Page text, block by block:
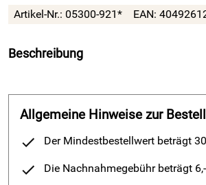
Artikel-Nr.: 05300-921* EAN:
Beschreibung
Ihre letzte Chance !!!
Berkemann Berkoflex-Stretch-Halbschuh
125 Jahre Erfahrung und neueste
Orthopädie stecken in den Berkemann
Allgemeine Hinweise zur
Der Mindestbestellwert beträgt
Die Nachnahmegebühr beträgt